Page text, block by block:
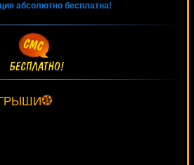
абсолютно бесплатна!